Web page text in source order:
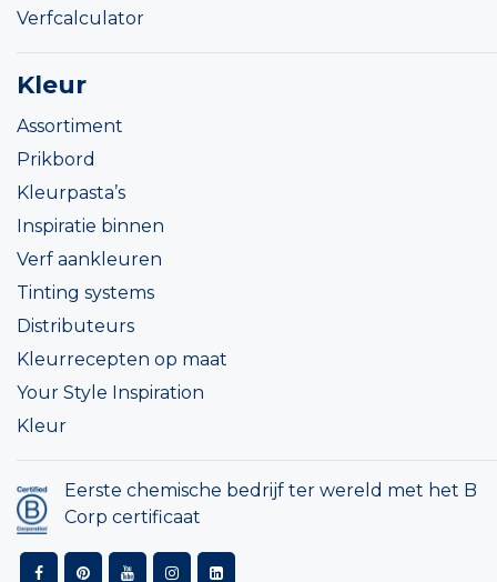
Verfcalculator
Kleur
Assortiment
Prikbord
Kleurpasta’s
Inspiratie binnen
Verf aankleuren
Tinting systems
Distributeurs
Kleurrecepten op maat
Your Style Inspiration
Kleur
Eerste chemische bedrijf ter wereld met het B
Corp certificaat